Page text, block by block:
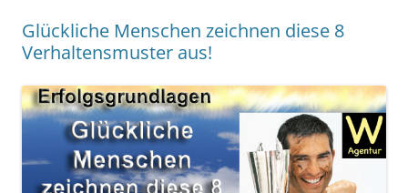
Glückliche Menschen zeichnen diese 8
Verhaltensmuster aus!